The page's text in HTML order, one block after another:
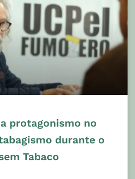
protagonismo no
durante o
Tabaco